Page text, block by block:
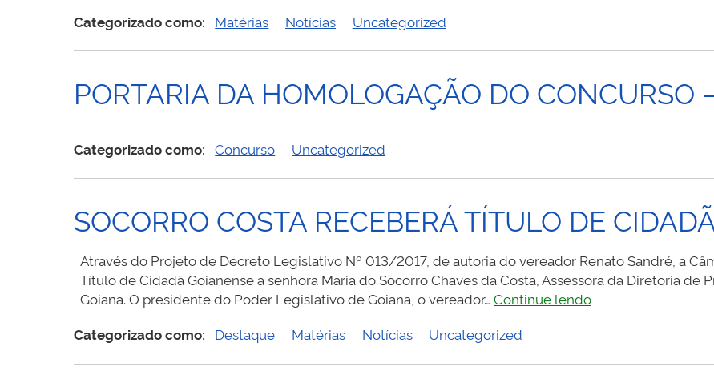
Categorizado como: Matérias Notícias Uncategorized
PORTARIA DA HOMOLOGAÇÃO DO
Categorizado como: Concurso Uncategorized
SOCORRO COSTA RECEBERÁ TÍTULO DE
Através do Projeto de Decreto Legislativo Nº 013/2017, de autoria do vereador Renato Sandré, a
Título de Cidadã Goianense a senhora Maria do Socorro Chaves da Costa, Assessora da Diretoria de
Goiana. O presidente do Poder Legislativo de Goiana, o vereador… Continue lendoSOCORRO
Categorizado como: Destaque Matérias Notícias Uncategorized